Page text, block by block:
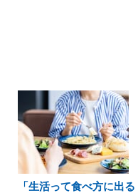
「生活って食べ方に出る